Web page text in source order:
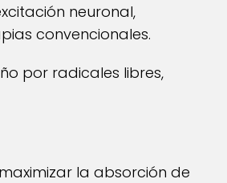
neuronal,
convencionales.
por radicales libres,
la absorción de